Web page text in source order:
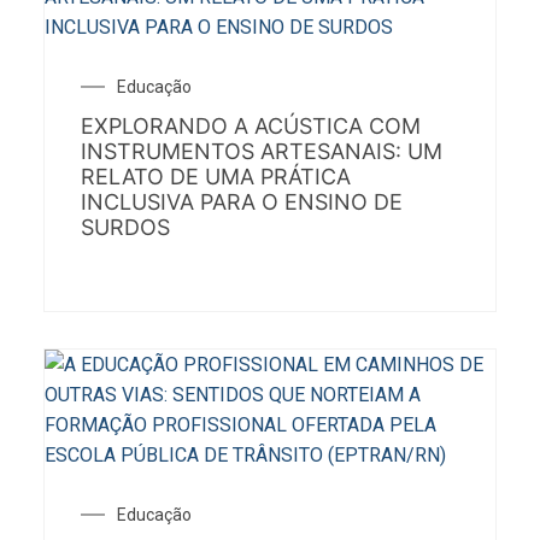
Educação
EXPLORANDO A ACÚSTICA COM
INSTRUMENTOS ARTESANAIS: UM
RELATO DE UMA PRÁTICA
INCLUSIVA PARA O ENSINO DE
SURDOS
Educação